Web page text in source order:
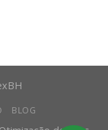
BLOG